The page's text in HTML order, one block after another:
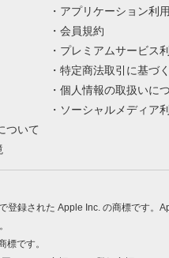
ついて
アプリケーション利
会員規約
プレミアムサービス
特定商法取引に基づ
個人情報の取扱いに
ソーシャルメディア
録された Apple Inc. の商標です。
です。